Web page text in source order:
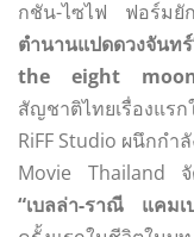
กชัน-ไซไฟ ฟอร์มยั
ตำนานแปดดวงจัน
the eight
สัญชาติไทยเรื่องแร
RiFF Studio ผนึกกำลั
Movie Thailand จั
“เบลล่า-ราณี แคมเ